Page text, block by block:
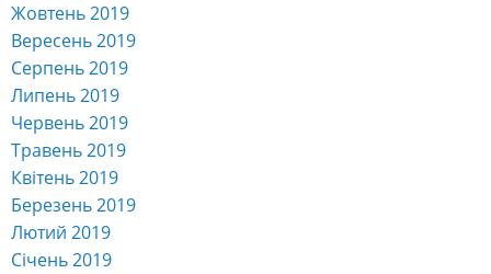
Жовтень 2019
Вересень 2019
Серпень 2019
Липень 2019
Червень 2019
Травень 2019
Квітень 2019
Березень 2019
Лютий 2019
Січень 2019